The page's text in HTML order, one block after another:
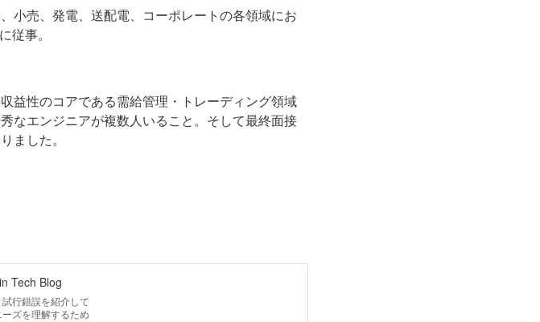
小売、発電、送配電、コーポレートの各領域にお
従事。
益性のコアである需給管理・トレーディング領域
なエンジニアが複数人いること。そして最終面接
ました。
Tech Blog
行錯誤を紹介して
ズを理解するため